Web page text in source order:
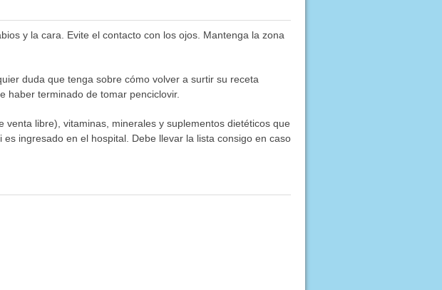
y la cara. Evite el contacto con los ojos. Mantenga la zona
duda que tenga sobre cómo volver a surtir su receta
haber terminado de tomar penciclovir.
libre), vitaminas, minerales y suplementos dietéticos que
ingresado en el hospital. Debe llevar la lista consigo en caso